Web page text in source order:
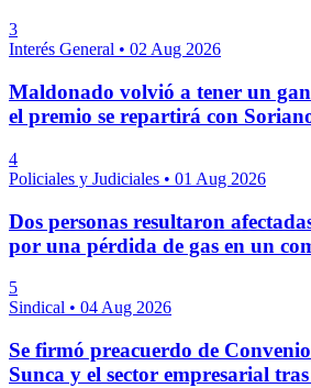
3
Interés General • 02 Aug 2026
Maldonado volvió a tener un
el premio se repartirá con
4
Policiales y Judiciales • 01 Aug 2026
Dos personas resultaron
por una pérdida de gas en un
5
Sindical • 04 Aug 2026
Se firmó preacuerdo de
Sunca y el sector empresarial